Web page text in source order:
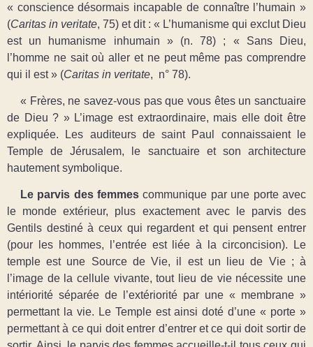
« conscience désormais incapable de connaître l’humain »
(Caritas in veritate, 75) et dit : « L’humanisme qui exclut Dieu
est un humanisme inhumain » (n. 78) ; « Sans Dieu,
l’homme ne sait où aller et ne peut même pas comprendre
qui il est » (Caritas in veritate, n° 78).
« Frères, ne savez-vous pas que vous êtes un sanctuaire
de Dieu ? » L’image est extraordinaire, mais elle doit être
expliquée. Les auditeurs de saint Paul connaissaient le
Temple de Jérusalem, le sanctuaire et son architecture
hautement symbolique.
Le parvis des femmes communique par une porte avec
le monde extérieur, plus exactement avec le parvis des
Gentils destiné à ceux qui regardent et qui pensent entrer
(pour les hommes, l’entrée est liée à la circoncision). Le
temple est une Source de Vie, il est un lieu de Vie ; à
l’image de la cellule vivante, tout lieu de vie nécessite une
intériorité séparée de l’extériorité par une « membrane »
permettant la vie. Le Temple est ainsi doté d’une « porte »
permettant à ce qui doit entrer d’entrer et ce qui doit sortir de